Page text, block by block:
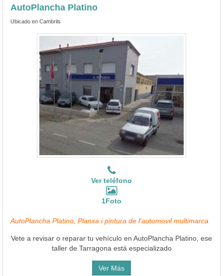
AutoPlancha Platino
Ubicado en Cambrils
Ver teléfono
1Foto
AutoPlancha Platino, Planxa i pintura de l'automovil multimarca
Vete a revisar o reparar tu vehículo en AutoPlancha Platino, ese
taller de Tarragona está especializado
Ver Más